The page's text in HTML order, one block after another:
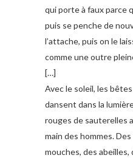
qui porte à faux parce
puis se penche de
l’attache, puis on le
comme une outre
[…]
Avec le soleil, les
dansent dans la
rouges de sauterelles
main des hommes.
mouches, des abeilles,